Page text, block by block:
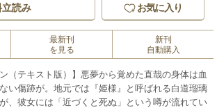
立読み お気に入り
最新刊
を見る
新刊
自動購入
（テキスト版）】悪夢から覚めた直哉の身体は血
い傷跡が。地元では『姫様』と呼ばれる白道瑠璃
、彼女には「近づくと死ぬ」という噂が流れてい